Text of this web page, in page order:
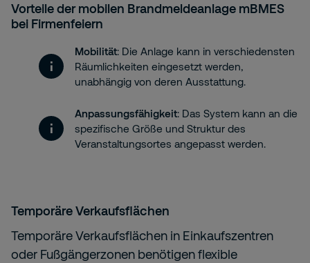
Vorteile der mobilen Brandmeldeanlage mBMES
bei Firmenfeiern
Mobilität: Die Anlage kann in verschiedensten
Räumlichkeiten eingesetzt werden,
unabhängig von deren Ausstattung.
Anpassungsfähigkeit: Das System kann an die
spezifische Größe und Struktur des
Veranstaltungsortes angepasst werden.
Temporäre Verkaufsflächen
Temporäre Verkaufsflächen in Einkaufszentren
oder Fußgängerzonen benötigen flexible